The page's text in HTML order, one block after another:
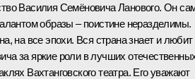
Василия Семёновича Ланового. Он
образы – поистине неразделимы.
на все эпохи. Вся страна знает и любит
за яркие роли в лучших
Вахтанговского театра. Его уважают